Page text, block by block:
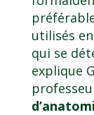
utilisés
qui se
explique